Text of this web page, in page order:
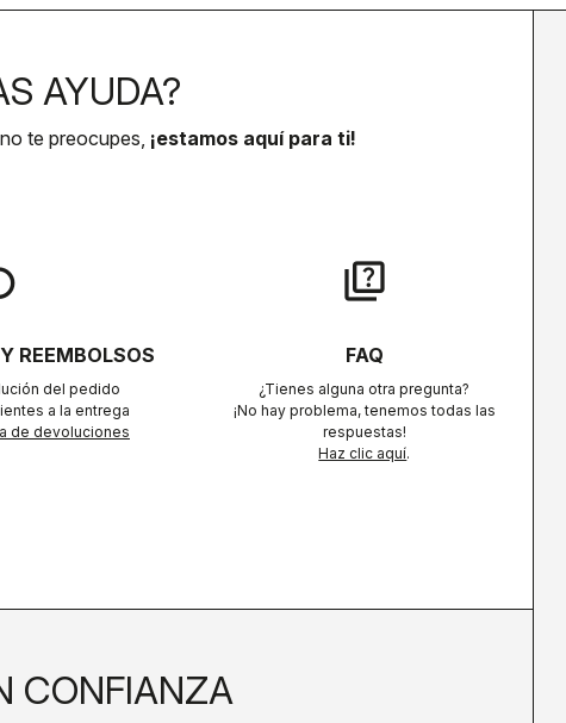
AYUDA?
te preocupes, ¡estamos aquí para ti!
REEMBOLSOS
del pedido
a la entrega
de devoluciones
quiz
FAQ
¿Tienes alguna otra pregunta?
¡No hay problema, tenemos todas las
respuestas!
Haz clic aquí.
CONFIANZA